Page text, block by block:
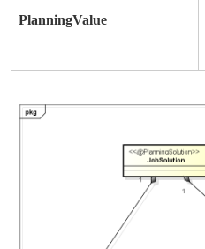
PlanningValue